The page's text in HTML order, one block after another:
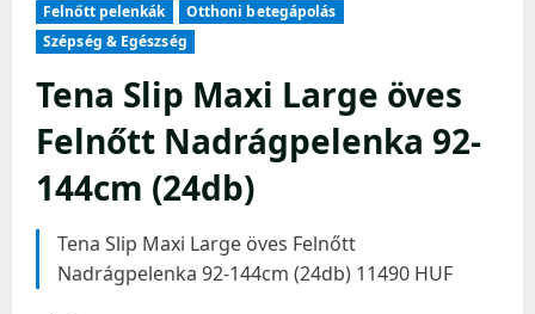
Felnőtt pelenkák
Otthoni betegápolás
Szépség & Egészség
Tena Slip Maxi Large öves
Felnőtt Nadrágpelenka 92-
144cm (24db)
Tena Slip Maxi Large öves Felnőtt
Nadrágpelenka 92-144cm (24db) 11490 HUF